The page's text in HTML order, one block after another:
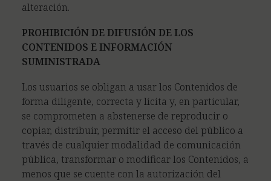
alteración.
PROHIBICIÓN DE DIFUSIÓN DE LOS
CONTENIDOS E INFORMACIÓN
SUMINISTRADA
Los usuarios se obligan a usar los Contenidos de
forma diligente, correcta y lícita y, en particular,
se comprometen a abstenerse de reproducir o
copiar, distribuir, permitir el acceso del público a
través de cualquier modalidad de comunicación
pública, transformar o modificar los Contenidos, a
menos que se cuente con la autorización del